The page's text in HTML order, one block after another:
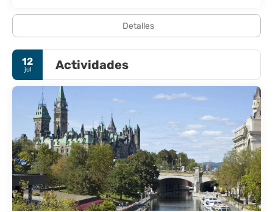
Detalles
12
jul Actividades